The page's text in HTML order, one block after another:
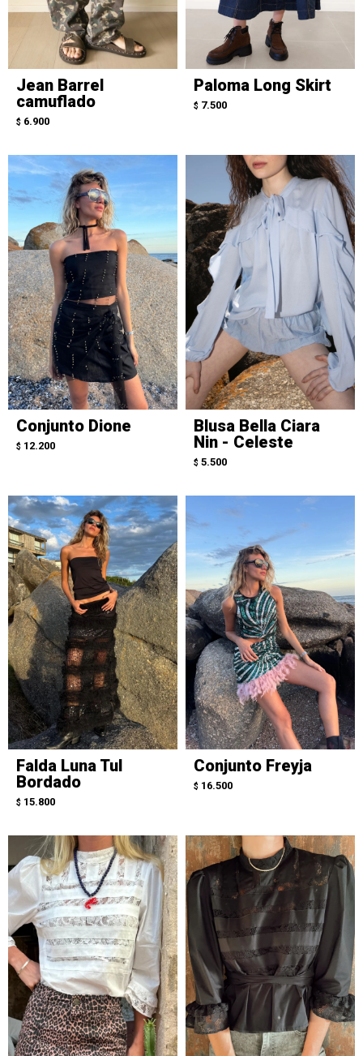
Jean Barrel
camuflado
$ 6.900
Paloma Long Skirt
$ 7.500
Conjunto Dione
$ 12.200
Blusa Bella Ciara
Nin - Celeste
$ 5.500
Falda Luna Tul
Bordado
$ 15.800
Conjunto Freyja
$ 16.500